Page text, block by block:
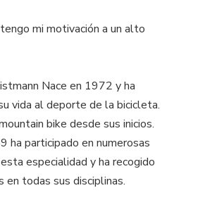
mi motivación a un alto
Nace en 1972 y ha
vida al deporte de la bicicleta.
bike desde sus inicios.
ha participado en numerosas
especialidad y ha recogido
en todas sus disciplinas.